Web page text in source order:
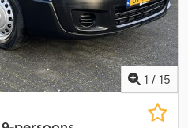
a profissionais e para
da chave 107 !!!!! Para-brisa com
na Dekra, Tüv ou VW !!!!!
Iai Iefx Aiqjf
1 / 15